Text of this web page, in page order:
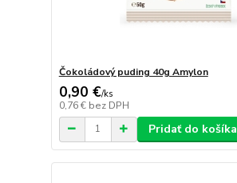
Čokoládový puding 40g Amylon
0,90 €/ks
0,76 € bez DPH
Pridať do košíka